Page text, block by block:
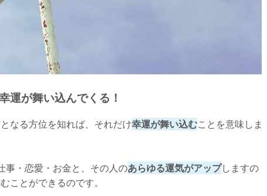
運が舞い込んでくる！
なる方位を知れば、それだけ幸運が舞い込むことを意味しま
事・恋愛・お金と、その人のあらゆる運気がアップしますの
ことができるのです。